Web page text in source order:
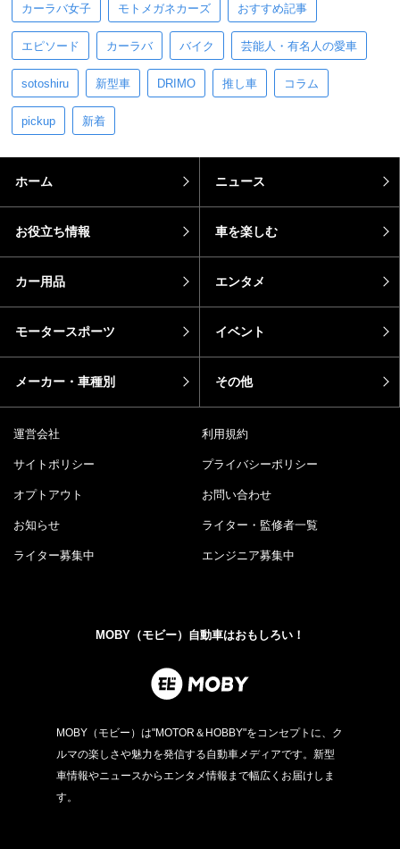
カーラバ女子 モトメガネカーズ おすすめ記事
エピソード カーラバ バイク 芸能人・有名人の愛車
sotoshiru 新型車 DRIMO 推し車 コラム
pickup 新着
ホーム ニュース
お役立ち情報 車を楽しむ
カー用品 エンタメ
モータースポーツ イベント
メーカー・車種別 その他
運営会社 利用規約
サイトポリシー プライバシーポリシー
オプトアウト お問い合わせ
お知らせ ライター・監修者一覧
ライター募集中 エンジニア募集中
MOBY（モビー）自動車はおもしろい！
MOBY（モビー）は"MOTOR＆HOBBY"をコンセプトに、ク
ルマの楽しさや魅力を発信する自動車メディアです。新型
車情報やニュースからエンタメ情報まで幅広くお届けしま
す。